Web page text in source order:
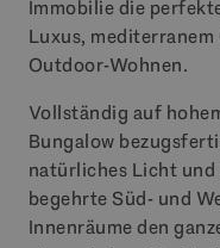
Immobilie die
Luxus,
Outdoor-Wohnen.
Vollständig auf
Bungalow
natürliches Licht
begehrte Süd- und
Innenräume den